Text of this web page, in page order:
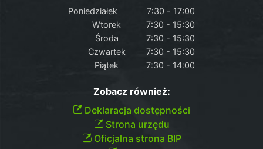
Poniedziałek
7:30 - 17:00
Wtorek
7:30 - 15:30
Środa
7:30 - 15:30
Czwartek
7:30 - 15:30
Piątek
7:30 - 14:00
Zobacz również:
Deklaracja dostępności
Strona urzędu
Oficjalna strona BIP